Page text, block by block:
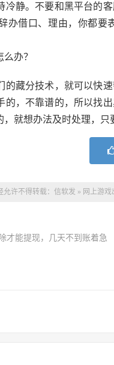
冷静。不要和黑平台的
办借口、理由，你都要
办？
的藏分技术，就可以快
的，不靠谱的，所以找
，就想办法及时处理，
允许不得转载： 信软发 » 网上游
才能提现，几天不到账着急